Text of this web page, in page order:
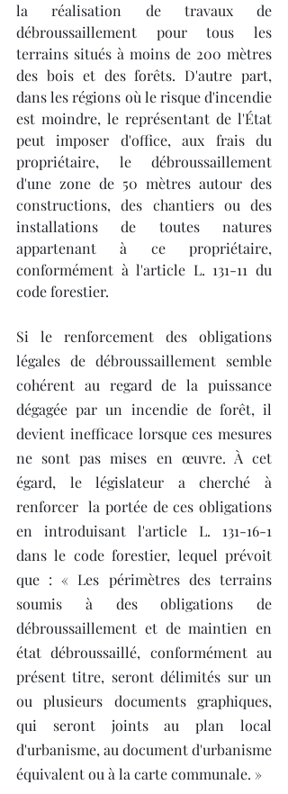
la réalisation de travaux de
débroussaillement pour tous les
terrains situés à moins de 200 mètres
des bois et des forêts. D'autre part,
dans les régions où le risque d'incendie
est moindre, le représentant de l'État
peut imposer d'office, aux frais du
propriétaire, le débroussaillement
d'une zone de 50 mètres autour des
constructions, des chantiers ou des
installations de toutes natures
appartenant à ce propriétaire,
conformément à l'article L. 131-11 du
code forestier.
Si le renforcement des obligations
légales de débroussaillement semble
cohérent au regard de la puissance
dégagée par un incendie de forêt, il
devient inefficace lorsque ces mesures
ne sont pas mises en œuvre. À cet
égard, le législateur a cherché à
renforcer  la portée de ces obligations
en introduisant l'article L. 131-16-1
dans le code forestier, lequel prévoit
que : « Les périmètres des terrains
soumis à des obligations de
débroussaillement et de maintien en
état débroussaillé, conformément au
présent titre, seront délimités sur un
ou plusieurs documents graphiques,
qui seront joints au plan local
d'urbanisme, au document d'urbanisme
équivalent ou à la carte communale. »